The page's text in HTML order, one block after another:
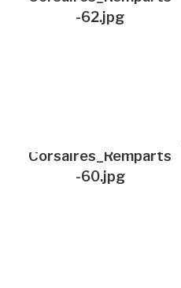
-62.jpg
Corsaires_Remparts
-60.jpg